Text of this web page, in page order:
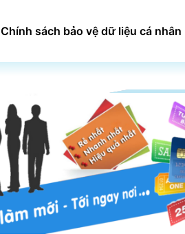
Chính sách bảo vệ dữ liệu cá nhân